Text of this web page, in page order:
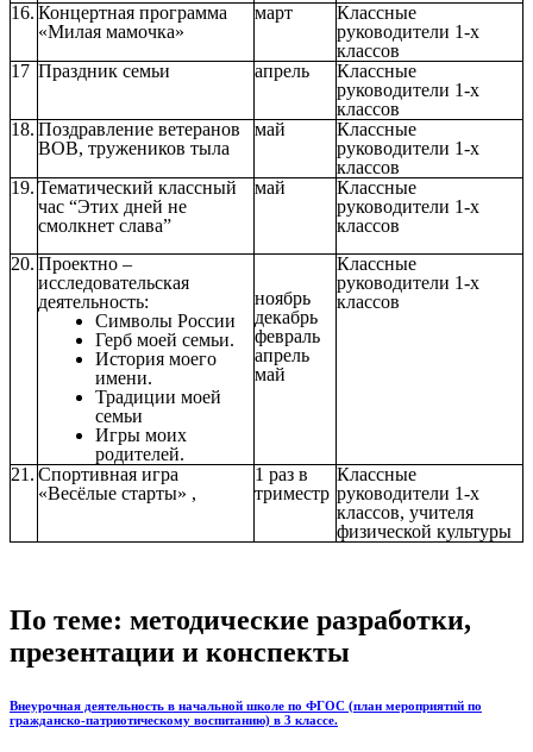
16. Концертная программа
«Милая мамочка»
март
Классные
руководители 1-х
классов
17 Праздник семьи апрель
Классные
руководители 1-х
классов
18. Поздравление ветеранов
ВОВ, тружеников тыла
май
Классные
руководители 1-х
классов
19. Тематический классный
час “Этих дней не
смолкнет слава”
май
Классные
руководители 1-х
классов
20. Проектно –
исследовательская
деятельность:
Символы России
Герб моей семьи.
История моего
имени.
Традиции моей
семьи
Игры моих
родителей.
ноябрь
декабрь
февраль
апрель
май
Классные
руководители 1-х
классов
21. Спортивная игра
«Весёлые старты» ,
1 раз в
триместр
Классные
руководители 1-х
классов, учителя
физической культуры
По теме: методические разработки,
презентации и конспекты
Внеурочная деятельность в начальной школе по ФГОС (план мероприятий по
гражданско-патриотическому воспитанию) в 3 классе.